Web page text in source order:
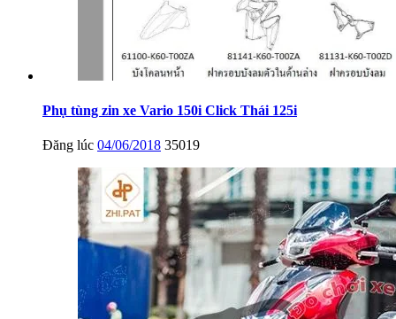
Phụ tùng zin xe Vario 150i Click Thái 125i
Đăng lúc 04/06/2018 35019